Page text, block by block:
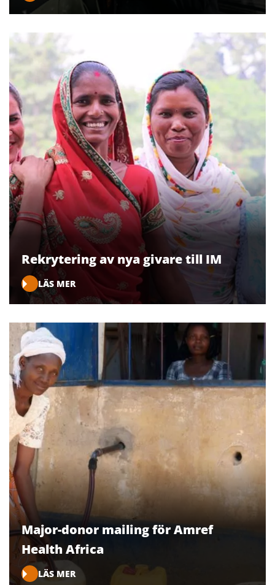
Rekrytering av nya givare till IM
LÄS MER
Major-donor mailing för Amref
Health Africa
LÄS MER